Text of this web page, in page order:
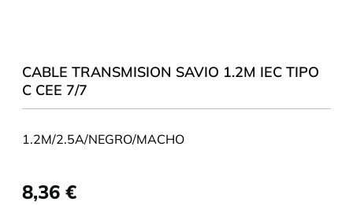
CABLE TRANSMISION SAVIO 1.2M IEC TIPO
C CEE 7/7
1.2M/2.5A/NEGRO/MACHO
8,36 €